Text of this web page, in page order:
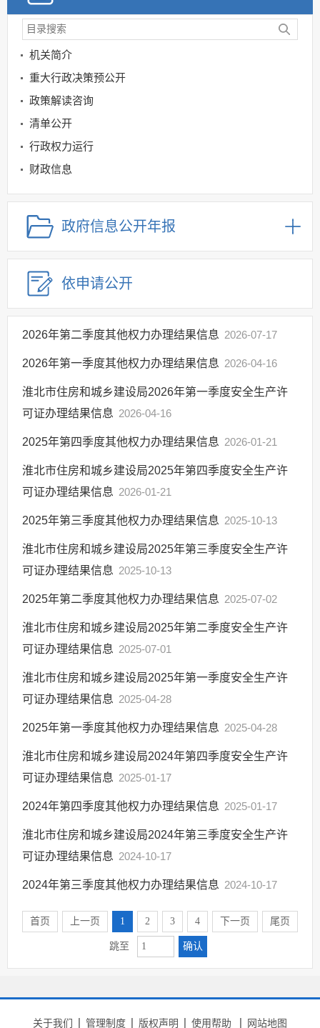
机关简介
重大行政决策预公开
政策解读咨询
清单公开
行政权力运行
财政信息
住房保障领域
国有土地上房屋征收与补偿领域
房地产市场监管领域
市政服务领域
重大建设项目领域
规划信息
建议提案办理
回应关切
监督保障
其他法定信息
政府信息公开年报
依申请公开
2026年第二季度其他权力办理结果信息 2026-07-17
2026年第一季度其他权力办理结果信息 2026-04-16
淮北市住房和城乡建设局2026年第一季度安全生产许
可证办理结果信息 2026-04-16
2025年第四季度其他权力办理结果信息 2026-01-21
淮北市住房和城乡建设局2025年第四季度安全生产许
可证办理结果信息 2026-01-21
2025年第三季度其他权力办理结果信息 2025-10-13
淮北市住房和城乡建设局2025年第三季度安全生产许
可证办理结果信息 2025-10-13
2025年第二季度其他权力办理结果信息 2025-07-02
淮北市住房和城乡建设局2025年第二季度安全生产许
可证办理结果信息 2025-07-01
淮北市住房和城乡建设局2025年第一季度安全生产许
可证办理结果信息 2025-04-28
2025年第一季度其他权力办理结果信息 2025-04-28
淮北市住房和城乡建设局2024年第四季度安全生产许
可证办理结果信息 2025-01-17
2024年第四季度其他权力办理结果信息 2025-01-17
淮北市住房和城乡建设局2024年第三季度安全生产许
可证办理结果信息 2024-10-17
2024年第三季度其他权力办理结果信息 2024-10-17
首页 上一页 1 2 3 4 下一页 尾页
跳至 确认
关于我们 管理制度 版权声明 使用帮助 网站地图